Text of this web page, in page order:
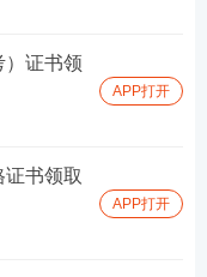
）证书领
APP打开
书领取
APP打开